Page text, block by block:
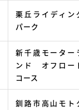
栗丘ライディン
パーク
新千歳モーター
ンド オフロー
コース
釧路市高山モト